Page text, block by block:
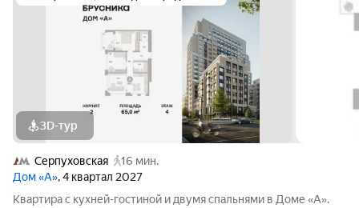
3D-тур
Серпуховская
16 мин.
Дом «А», 4 квартал 2027
Квартира с кухней-гостиной и двумя спальнями в Доме «А».